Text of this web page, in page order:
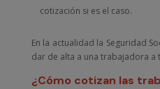
cotización si es el caso.
En la actualidad la Seguridad
dar de alta a una trabajadora a
¿Cómo cotizan las